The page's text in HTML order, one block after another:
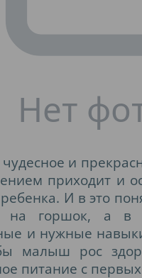
и
приходит и
И в это
на горшок, а в
и нужные
малыш рос
питание с